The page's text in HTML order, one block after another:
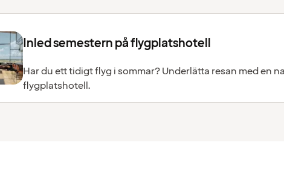
Inled semestern på flygplatshotell
Har du ett tidigt flyg i sommar? Underlätta resan med en
flygplatshotell.